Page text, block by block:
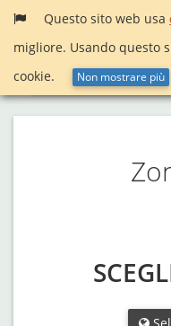
Questo sito web usa
migliore. Usando questo
cookie.
Non mostrare più